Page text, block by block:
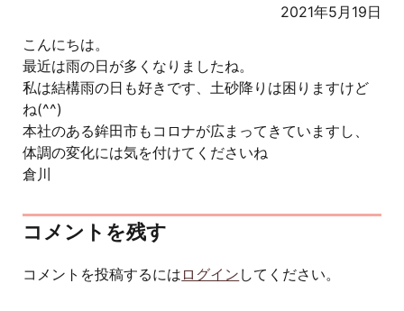
2021年5月19日
こんにちは。
最近は雨の日が多くなりましたね。
私は結構雨の日も好きです、土砂降りは困りますけど
ね(^^)
本社のある鉾田市もコロナが広まってきていますし、
体調の変化には気を付けてくださいね
倉川
コメントを残す
コメントを投稿するには ログイン してください。